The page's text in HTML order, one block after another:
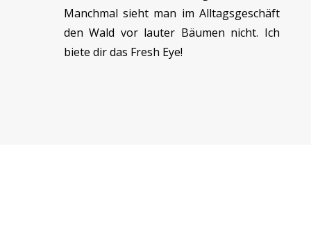
Manchmal sieht man im Alltagsgeschäft
den Wald vor lauter Bäumen nicht. Ich
biete dir das Fresh Eye!